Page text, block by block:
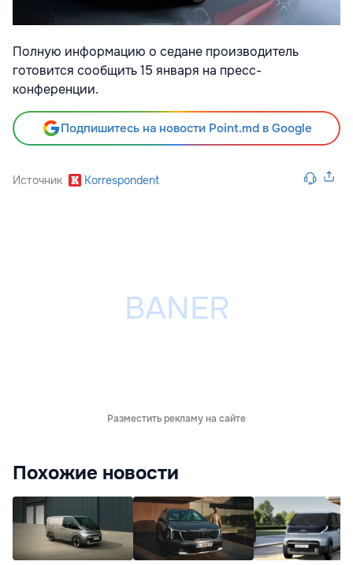
Полную информацию о седане производитель
готовится сообщить 15 января на пресс-
конференции.
Подпишитесь на новости Point.md в Google
Источник Korrespondent
Разместить рекламу на сайте
Похожие новости